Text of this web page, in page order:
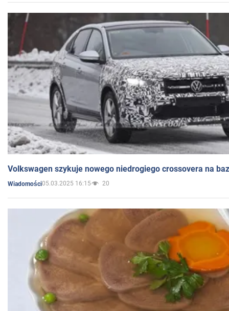
Volkswagen szykuje nowego niedrogiego crossovera na
Wiadomości05.03.2025 16:15 20